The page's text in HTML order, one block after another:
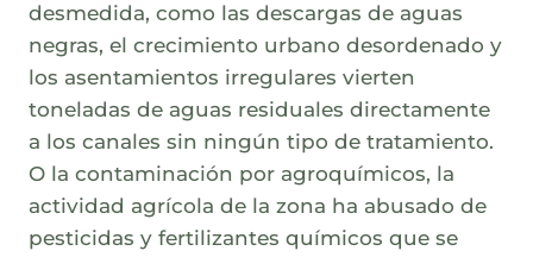
desmedida, como las descargas de aguas
negras, el crecimiento urbano desordenado y
los asentamientos irregulares vierten
toneladas de aguas residuales directamente
a los canales sin ningún tipo de tratamiento.
O la contaminación por agroquímicos, la
actividad agrícola de la zona ha abusado de
pesticidas y fertilizantes químicos que se